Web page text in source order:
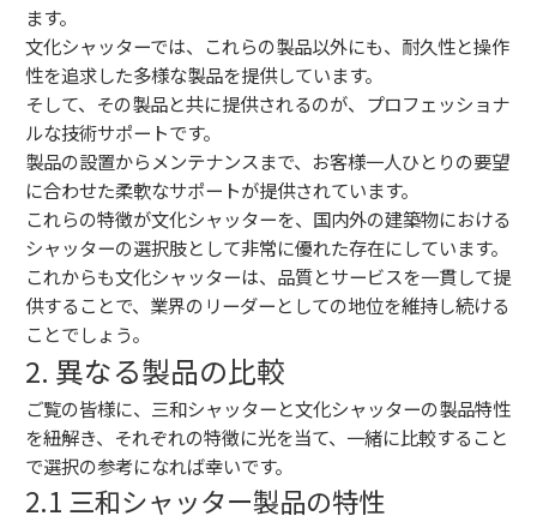
ます。
文化シャッターでは、これらの製品以外にも、耐久性と操作
性を追求した多様な製品を提供しています。
そして、その製品と共に提供されるのが、プロフェッショナ
ルな技術サポートです。
製品の設置からメンテナンスまで、お客様一人ひとりの要望
に合わせた柔軟なサポートが提供されています。
これらの特徴が文化シャッターを、国内外の建築物における
シャッターの選択肢として非常に優れた存在にしています。
これからも文化シャッターは、品質とサービスを一貫して提
供することで、業界のリーダーとしての地位を維持し続ける
ことでしょう。
2. 異なる製品の比較
ご覧の皆様に、三和シャッターと文化シャッターの製品特性
を紐解き、それぞれの特徴に光を当て、一緒に比較すること
で選択の参考になれば幸いです。
2.1 三和シャッター製品の特性